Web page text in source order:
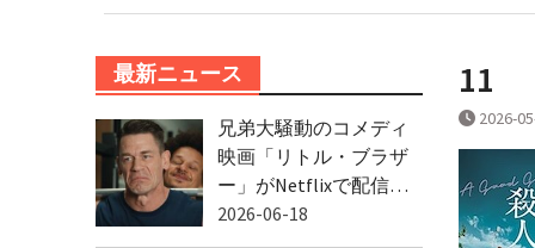
11
2026-
最新ニュース
兄弟大騒動のコメディ
映画「リトル・ブラザ
ー」がNetflixで配信…
2026-06-18